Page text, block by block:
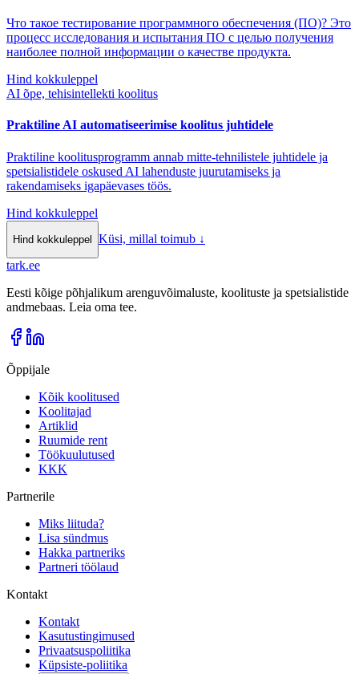
Что такое тестирование программного обеспечения (ПО)? Это
процесс исследования и испытания ПО с целью получения
наиболее полной информации о качестве продукта.
Hind kokkuleppel
AI õpe, tehisintellekti koolitus
Praktiline AI automatiseerimise koolitus juhtidele
Praktiline koolitusprogramm annab mitte-tehnilistele juhtidele ja
spetsialistidele oskused AI lahenduste juurutamiseks ja
rakendamiseks igapäevases töös.
Hind kokkuleppel
Hind kokkuleppel Küsi, millal toimub ↓
tark.ee
Eesti kõige põhjalikum arenguvõimaluste, koolituste ja spetsialistide
andmebaas. Leia oma tee.
Õppijale
Kõik koolitused
Koolitajad
Artiklid
Ruumide rent
Töökuulutused
KKK
Partnerile
Miks liituda?
Lisa sündmus
Hakka partneriks
Partneri töölaud
Kontakt
Kontakt
Kasutustingimused
Privaatsuspoliitika
Küpsiste-poliitika